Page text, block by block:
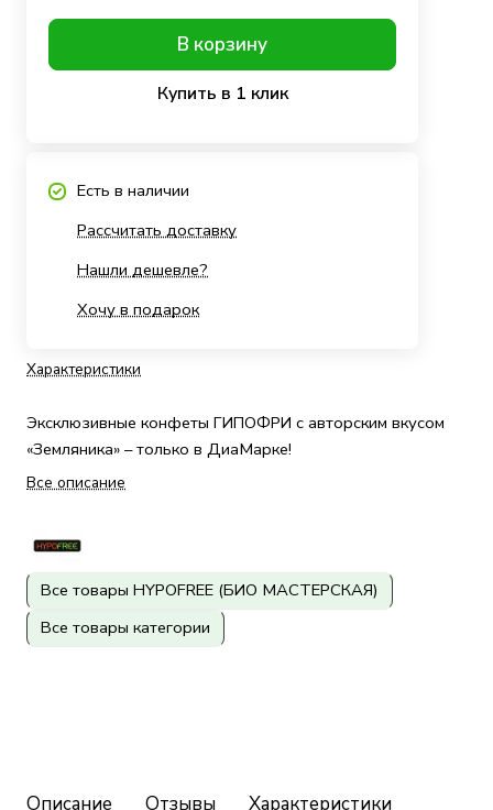
Характеристики
Эксклюзивные конфеты ГИПОФРИ с авторским вкусом
«Земляника» – только в ДиаМарке!
Все описание
Все товары HYPOFREE (БИО МАСТЕРСКАЯ)
Все товары категории
В корзину
Купить в 1 клик
Есть в наличии
Рассчитать доставку
Нашли дешевле?
Хочу в подарок
Описание Отзывы Характеристики